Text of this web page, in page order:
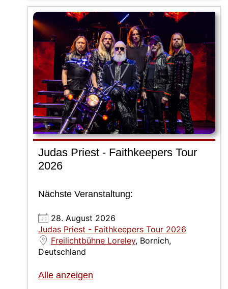
Judas Priest - Faithkeepers Tour
2026
Nächste Veranstaltung:
28. August 2026
Judas Priest - Faithkeepers Tour 2026
Freilichtbühne Loreley, Bornich,
Deutschland
Alle anzeigen